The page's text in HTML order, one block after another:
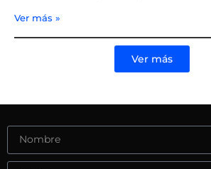
Ver más »
Ver más